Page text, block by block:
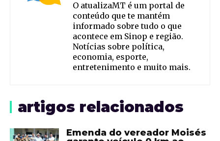
O atualizaMT é um portal de
conteúdo que te mantém
informado sobre tudo o que
acontece em Sinop e região.
Notícias sobre política,
economia, esporte,
entretenimento e muito mais.
artigos relacionados
Emenda do vereador Moisés